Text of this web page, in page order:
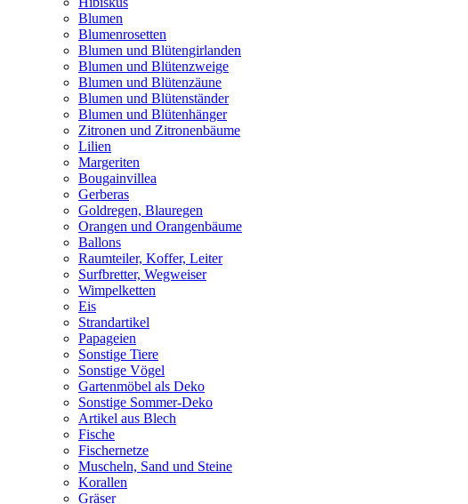
Blumen
Blumenrosetten
Blumen und Blütengirlanden
Blumen und Blütenzweige
Blumen und Blütenzäune
Blumen und Blütenständer
Blumen und Blütenhänger
Zitronen und Zitronenbäume
Lilien
Margeriten
Bougainvillea
Gerberas
Goldregen, Blauregen
Orangen und Orangenbäume
Ballons
Raumteiler, Koffer, Leiter
Surfbretter, Wegweiser
Wimpelketten
Eis
Strandartikel
Papageien
Sonstige Tiere
Sonstige Vögel
Gartenmöbel als Deko
Sonstige Sommer-Deko
Artikel aus Blech
Fische
Fischernetze
Muscheln, Sand und Steine
Korallen
Gräser